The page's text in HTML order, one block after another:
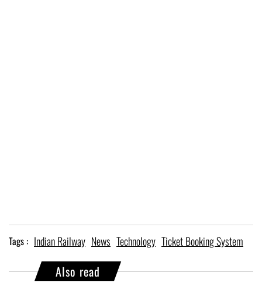
Tags : Indian Railway News Technology Ticket Booking System
Also read